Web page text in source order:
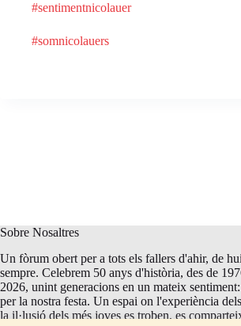
#sentimentnicolauer
#somnicolauers
Sobre Nosaltres
Un fòrum obert per a tots els fallers d'ahir, de
sempre. Celebrem 50 anys d'història, des de
2026, unint generacions en un mateix
per la nostra festa. Un espai on l'experiència
la il·lusió dels més joves es troben, es